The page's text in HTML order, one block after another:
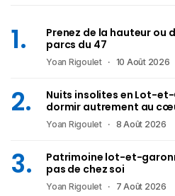
Prenez de la hauteur ou
parcs du 47
Yoan Rigoulet 10 Août 2026
Nuits insolites en Lot-
dormir autrement au
Yoan Rigoulet 8 Août 2026
Patrimoine lot-et-
pas de chez soi
Yoan Rigoulet 7 Août 2026